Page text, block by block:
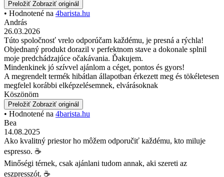
Preložiť Zobraziť originál
• Hodnotené na 4barista.hu
András
26.03.2026
Túto spoločnosť vrelo odporúčam každému, je presná a rýchla!
Objednaný produkt dorazil v perfektnom stave a dokonale splnil
moje predchádzajúce očakávania. Ďakujem.
Mindenkinek jó szívvel ajánlom a céget, pontos és gyors!
A megrendelt termék hibátlan állapotban érkezett meg és tökéletesen
megfelel korábbi elképzelésemnek, elvárásoknak
Köszönöm
Preložiť Zobraziť originál
• Hodnotené na 4barista.hu
Bea
14.08.2025
Ako kvalitný priestor ho môžem odporučiť každému, kto miluje
espresso. ☕️
Minőségi térnek, csak ajánlani tudom annak, aki szereti az
eszpresszót. ☕️